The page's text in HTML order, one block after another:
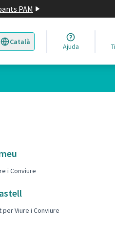
PAM
Català
Triar la llengua Elegir el idioma
Ajuda
i Conviure
per Viure i Conviure